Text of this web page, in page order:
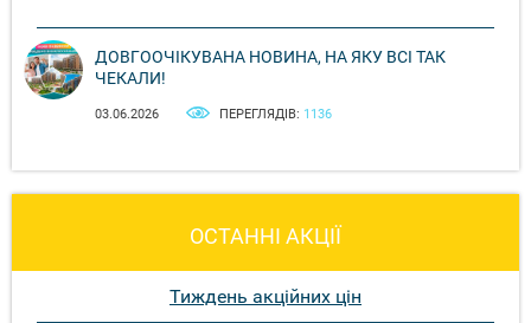
ДОВГООЧІКУВАНА НОВИНА, НА ЯКУ ВСІ ТАК
ЧЕКАЛИ!
03.06.2026 ПЕРЕГЛЯДІВ: 1136
ОСТАННІ АКЦІЇ
Тиждень акційних цін